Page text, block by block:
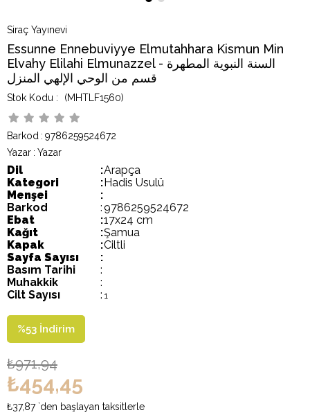
Siraç Yayınevi
Essunne Ennebuviyye Elmutahhara Kismun Min
Elvahy Elilahi Elmunazzel - السنة النبوية المطهرة
قسم من الوحي الإلهي المنزل
(MHTLF1560)
Barkod : 9786259524672
Yazar : Yazar
Dil :Arapça
Kategori
:Hadis Usulü
Menşei
:
Barkod
:9786259524672
Ebat
:17x24 cm
Kağıt
:Şamua
Kapak
:Ciltli
Sayfa Sayısı
:
Basım Tarihi
:
Muhakkik
:
Cilt Sayısı
: 1
%53 İndirim
₺971,94
₺454,45
₺37,87 `den başlayan taksitlerle